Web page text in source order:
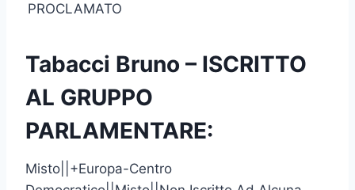
PROCLAMATO
Tabacci Bruno – ISCRITTO
AL GRUPPO
PARLAMENTARE:
Misto||+Europa-Centro